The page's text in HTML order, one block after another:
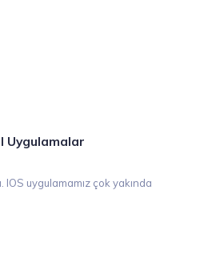
Uygulamalar
uygulamamız çok yakında